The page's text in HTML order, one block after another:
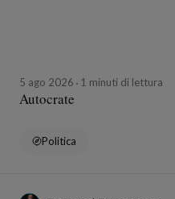
5 ago 2026 1 minuti di lettura
Autocrate
Politica